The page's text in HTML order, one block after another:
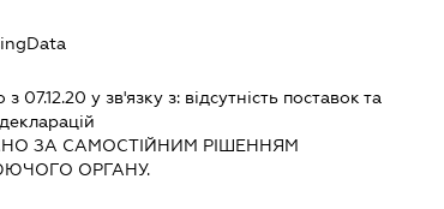
07.12.20 у зв'язку з: вiдсутнiсть поставок та
ЗА САМОСТIЙНИМ РIШЕННЯМ
ОРГАНУ.